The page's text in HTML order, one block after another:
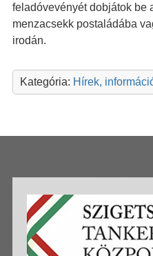
feladóvevényét dobjátok be
menzacsekk postaládába
irodán.
Kategória: Hírek,